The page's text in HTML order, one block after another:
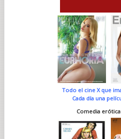
Todo el cine X que
Cada día una
Comedia